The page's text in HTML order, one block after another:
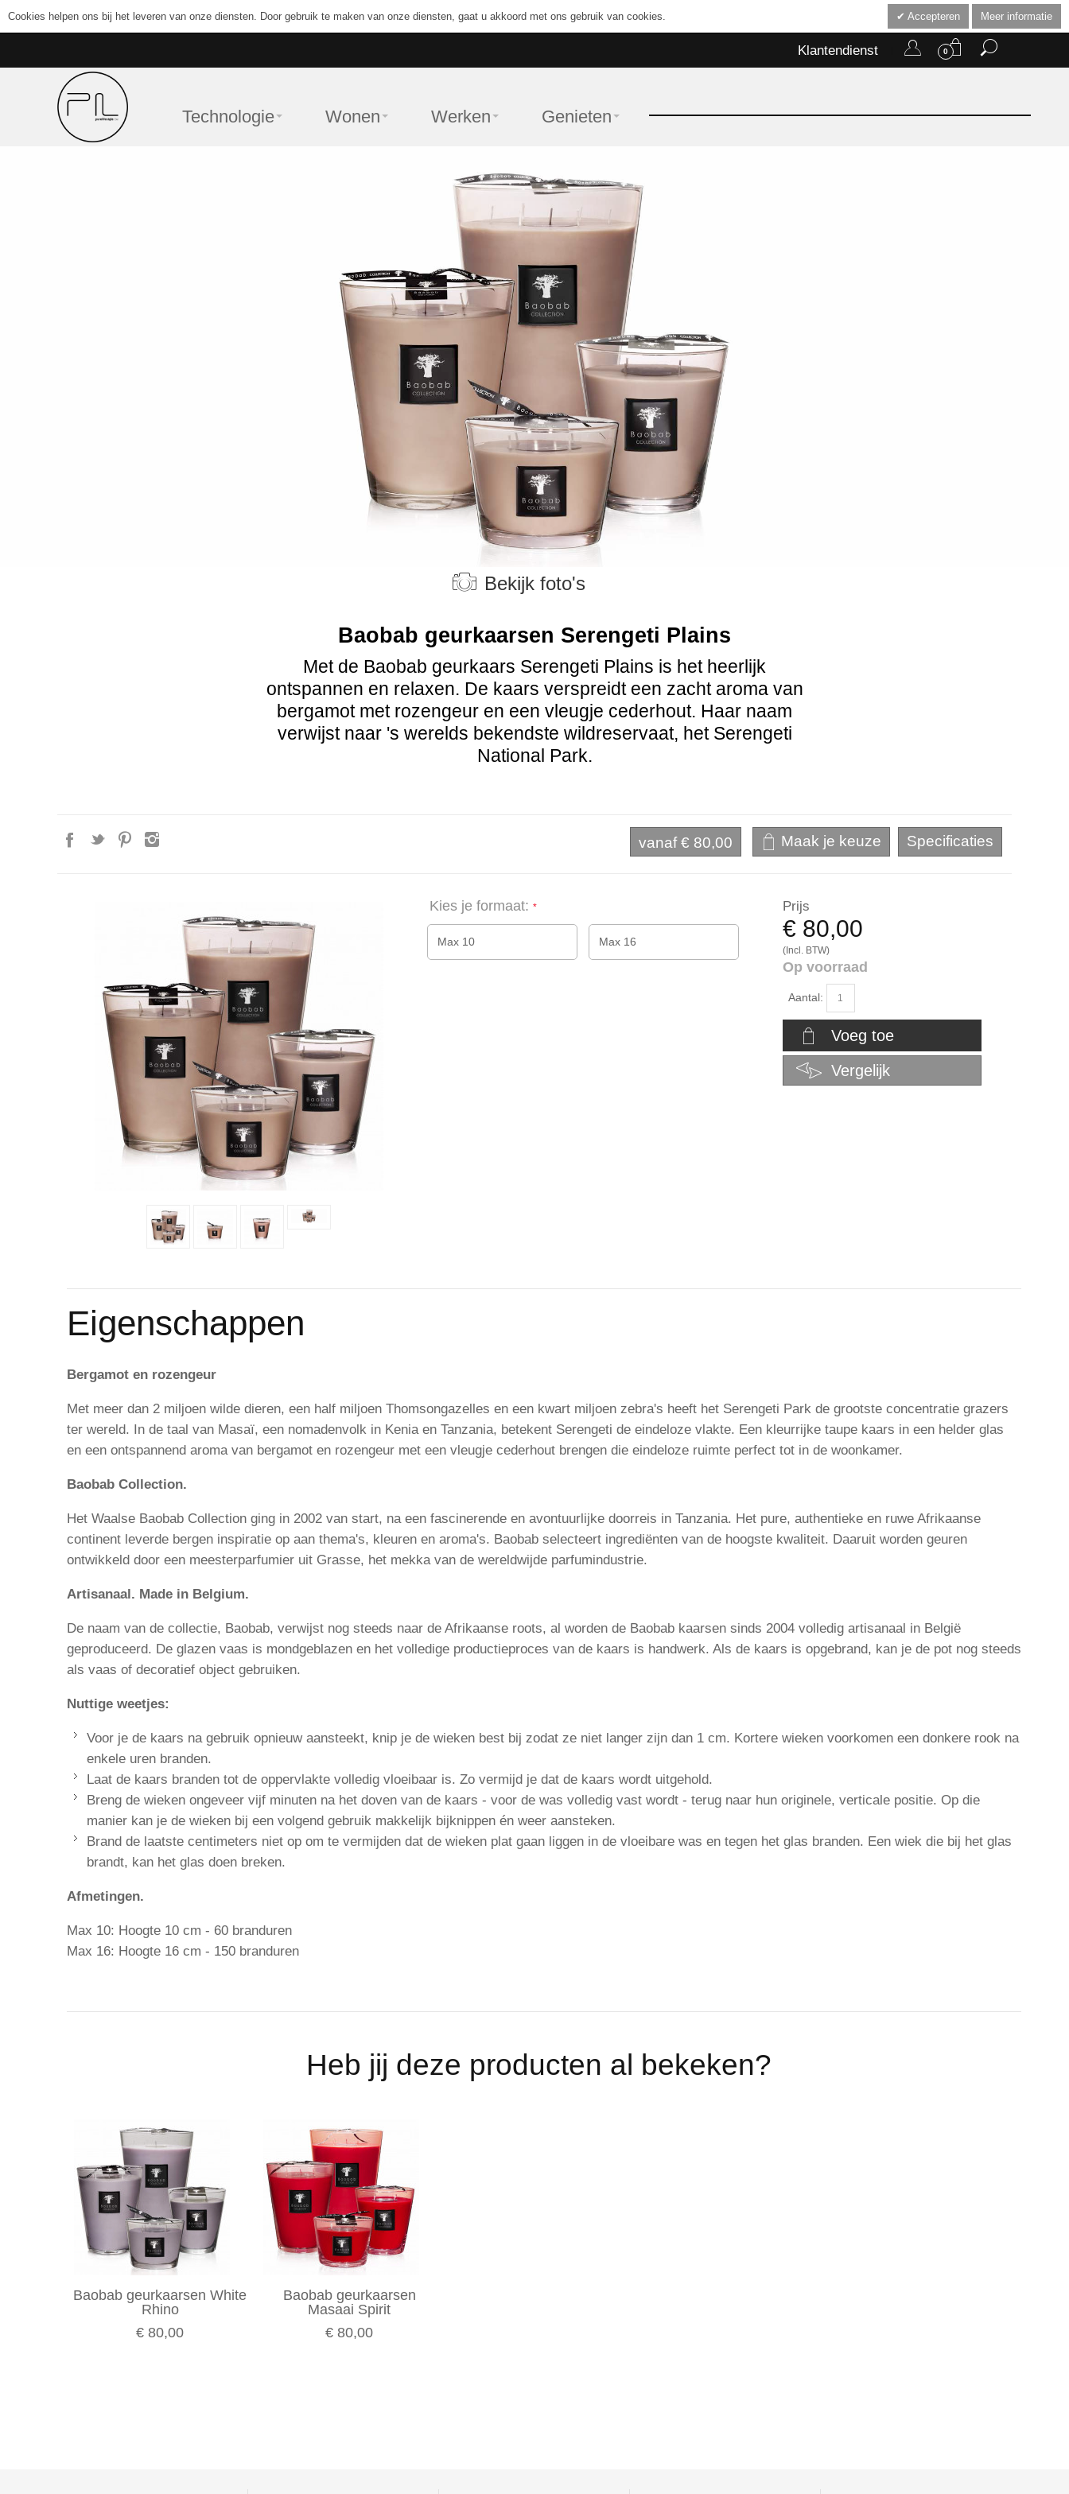
Cookies helpen ons bij het leveren van onze diensten. Door gebruik te maken van onze diensten, gaat u akkoord met ons gebruik van cookies. Accepteren Meer informatie
0
Klantendienst
Technologie Wonen Werken Genieten
Bekijk foto's
Baobab geurkaarsen Serengeti Plains
Met de Baobab geurkaars Serengeti Plains is het heerlijk
ontspannen en relaxen. De kaars verspreidt een zacht aroma van
bergamot met rozengeur en een vleugje cederhout. Haar naam
verwijst naar 's werelds bekendste wildreservaat, het Serengeti
National Park.
vanaf€ 80,00
Kies je formaat:
Max 10 Max 16
Prijs
€ 80,00
(Incl. BTW)
Op voorraad
Aantal:
Voeg toe
Vergelijk
Eigenschappen
Bergamot en rozengeur
Met meer dan 2 miljoen wilde dieren, een half miljoen Thomsongazelles en een kwart miljoen zebra's heeft het Serengeti Park de grootste concentratie grazers
ter wereld. In de taal van Masaï, een nomadenvolk in Kenia en Tanzania, betekent Serengeti de eindeloze vlakte. Een kleurrijke taupe kaars in een helder glas
en een ontspannend aroma van bergamot en rozengeur met een vleugje cederhout brengen die eindeloze ruimte perfect tot in de woonkamer.
Baobab Collection.
Het Waalse Baobab Collection ging in 2002 van start, na een fascinerende en avontuurlijke doorreis in Tanzania. Het pure, authentieke en ruwe Afrikaanse
continent leverde bergen inspiratie op aan thema's, kleuren en aroma's. Baobab selecteert ingrediënten van de hoogste kwaliteit. Daaruit worden geuren
ontwikkeld door een meesterparfumier uit Grasse, het mekka van de wereldwijde parfumindustrie.
Artisanaal. Made in Belgium.
De naam van de collectie, Baobab, verwijst nog steeds naar de Afrikaanse roots, al worden de Baobab kaarsen sinds 2004 volledig artisanaal in België
geproduceerd. De glazen vaas is mondgeblazen en het volledige productieproces van de kaars is handwerk. Als de kaars is opgebrand, kan je de pot nog steeds
als vaas of decoratief object gebruiken.
Nuttige weetjes:
Voor je de kaars na gebruik opnieuw aansteekt, knip je de wieken best bij zodat ze niet langer zijn dan 1 cm. Kortere wieken voorkomen een donkere rook na
enkele uren branden.
Laat de kaars branden tot de oppervlakte volledig vloeibaar is. Zo vermijd je dat de kaars wordt uitgehold.
Breng de wieken ongeveer vijf minuten na het doven van de kaars - voor de was volledig vast wordt - terug naar hun originele, verticale positie. Op die
manier kan je de wieken bij een volgend gebruik makkelijk bijknippen én weer aansteken.
Brand de laatste centimeters niet op om te vermijden dat de wieken plat gaan liggen in de vloeibare was en tegen het glas branden. Een wiek die bij het glas
brandt, kan het glas doen breken.
Afmetingen.
Max 10: Hoogte 10 cm - 60 branduren
Max 16: Hoogte 16 cm - 150 branduren
Heb jij deze producten al bekeken?
Baobab geurkaarsen White
Rhino
€ 80,00
Baobab geurkaarsen
Masaai Spirit
€ 80,00